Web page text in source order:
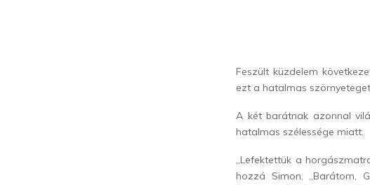
Feszült küzdelem
ezt a hatalmas
A két barátnak azonnal
hatalmas szélessége miatt.
„Lefektettük a
hozzá Simon. „Barátom,